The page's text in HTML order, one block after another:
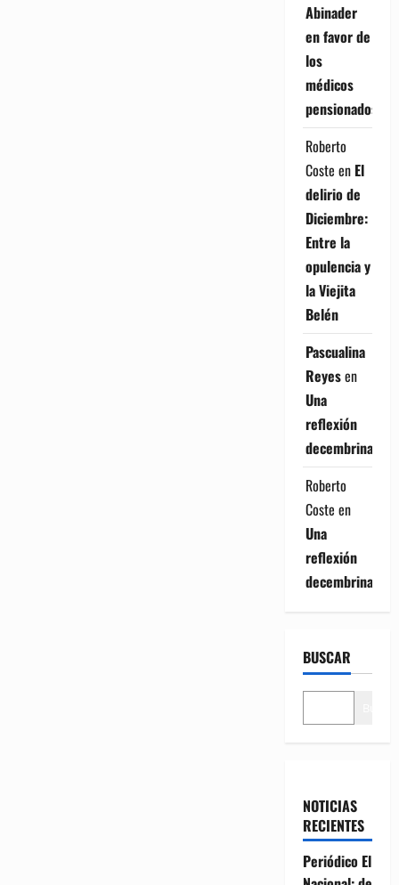
Abinader
en favor de
los
médicos
pensionados
Roberto
Coste en El
delirio de
Diciembre:
Entre la
opulencia y
la Viejita
Belén
Pascualina
Reyesen
Una
reflexión
decembrina
Roberto
Coste en
Una
reflexión
decembrina
BUSCAR
NOTICIAS
RECIENTES
Periódico El